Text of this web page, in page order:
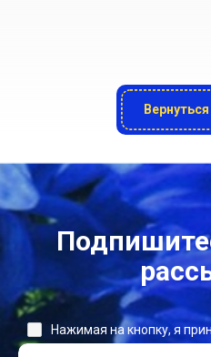
Нажимая на кнопку, я